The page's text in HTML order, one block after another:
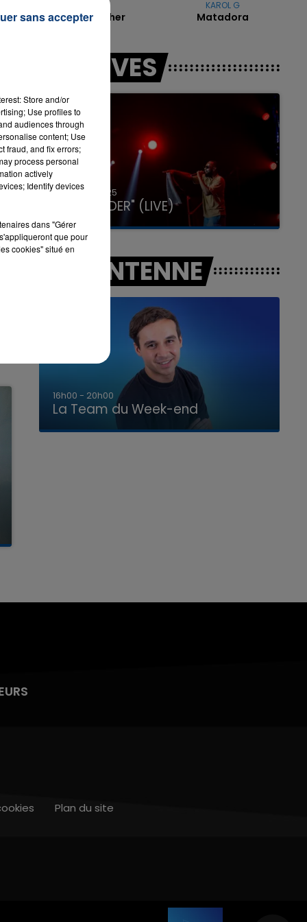
LA TEAM DU WEEK-END
Hey Brother
KAROL G
Matadora
LES LIVES
31 janvier 2025
GIMS "SPIDER" (LIVE)
A L'ANTENNE
7h00 - 12h00
La Team du Week-end
Plan du site
Store and/or
Use profiles to
audiences through
content; Use
fraud, and fix errors;
process personal
actively
Identify devices
dans "Gérer
que pour
cookies" situé en
sans accepter